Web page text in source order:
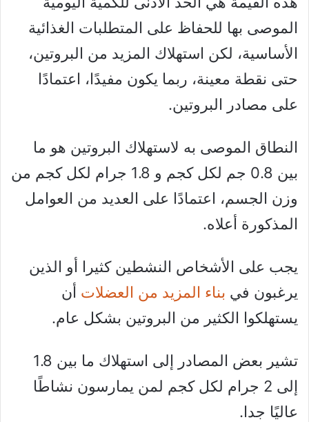
الموصى بها للحفاظ على المتطلبات الغذائية
الأساسية، لكن استهلاك المزيد من البروتين،
حتى نقطة معينة، ربما يكون مفيدًا، اعتمادًا
على مصادر البروتين.
النطاق الموصى به لاستهلاك البروتين هو ما
بين 0.8 جم لكل كجم و 1.8 جرام لكل كجم من
وزن الجسم، اعتمادًا على العديد من العوامل
المذكورة أعلاه.
يجب على الأشخاص النشطين كثيرا أو الذين
يرغبون في بناء المزيد من العضلات أن
يستهلكوا الكثير من البروتين بشكل عام.
تشير بعض المصادر إلى استهلاك ما بين 1.8
إلى 2 جرام لكل كجم لمن يمارسون نشاطًا
عاليًا جدا.